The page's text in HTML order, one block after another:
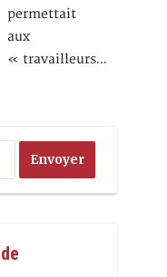
permettait
aux
« travailleurs…